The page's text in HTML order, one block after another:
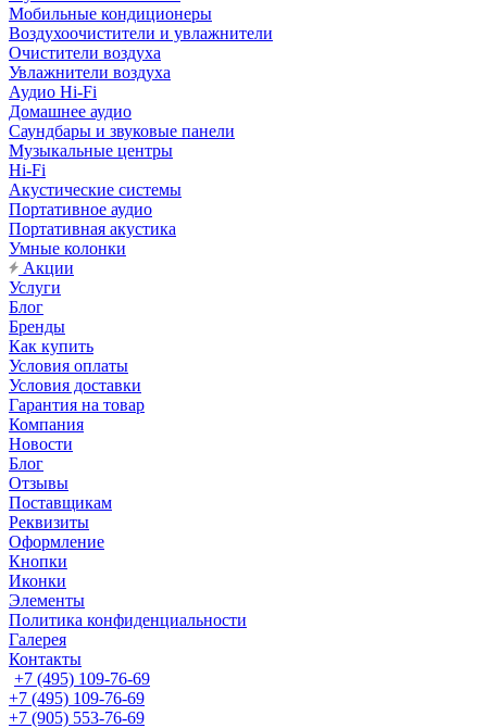
Мобильные кондиционеры
Воздухоочистители и увлажнители
Очистители воздуха
Увлажнители воздуха
Аудио Hi-Fi
Домашнее аудио
Саундбары и звуковые панели
Музыкальные центры
Hi-Fi
Акустические системы
Портативное аудио
Портативная акустика
Умные колонки
Акции
Услуги
Блог
Бренды
Как купить
Условия оплаты
Условия доставки
Гарантия на товар
Компания
Новости
Блог
Отзывы
Поставщикам
Реквизиты
Оформление
Кнопки
Иконки
Элементы
Политика конфиденциальности
Галерея
Контакты
+7 (495) 109-76-69
+7 (495) 109-76-69
+7 (905) 553-76-69